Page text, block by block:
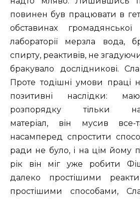
повинен був працювати в
обставинах
лабораторії мерзла вода,
спирту, реактивів, не
бракувало дослідникові.
Проте тодішні умови праці
позитивні наслідки:
розпорядку тільки
матеріал, він мусив все-
насамперед спростити
ради не було, і на цім йому
рік він міг уже робити
далеко простішими
простішими способами,